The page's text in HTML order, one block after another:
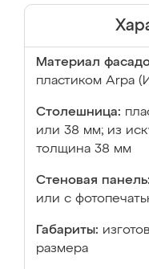
Материал
пластиком Arpa
Столешница:
или 38 мм; из
толщина 38 мм
Стеновая панель:
или с
Габариты:
размера